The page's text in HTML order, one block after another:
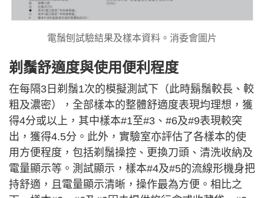
電鬚刨試驗結果及樣本資料。消委會圖片
剃鬚舒適度與使用便利程度
在每隔3日剃鬚1次的模擬測試下（此時鬍鬚較長、較
粗及濃密），全部樣本的整體舒適度表現均理想，獲
得4分或以上，其中樣本#1至#3、#6及#9表現較突
出，獲得4.5分。此外，實驗室亦評估了各樣本的使
用方便程度，包括剃鬚操控、更換刀頭、清洗收納及
電量顯示等。測試顯示，樣本#4及#5的流線形機身把
持舒適，且電量顯示清晰，操作最為方便。相比之